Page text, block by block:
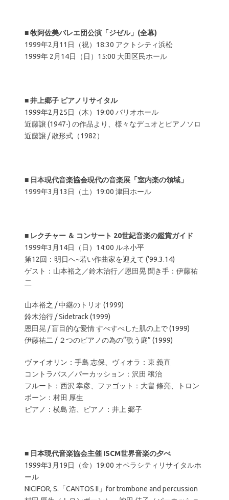
■牧阿佐美バレエ団公演「ジゼル」(全幕)
1999年2月11日（祝）18:30 アクトシティ浜松
1999年 2月14日（日）15:00 大田区民ホール
■井上郷子 ピアノリサイタル
1999年2月25日（木）19:00 バリオホール
近藤譲 (1947-) の作品より、様々なデュオとピアノソロ
近藤譲 / 散形式（1982）
■ 日本現代音楽協会現代の音楽展「室内楽の領域」
1999年3月13日（土）19:00 津田ホール
■レクチャー ＆ コンサート 20世紀音楽の鑑賞ガイド
1999年3月14日（日）14:00 ルネ小平
第12回：明日へ~若い作曲家を迎えて (’99.3.14)
ゲスト：山本裕之／鈴木治行／恩田晃 聞き手：伊藤祐
二
山本裕之 / 中継のトリオ (1999)
鈴木治行 / Sidetrack (1999)
恩田晃 / 盲目的な愛情 すべすべした肌の上で (1999)
伊藤祐二 / ２つのピアノの為の“歌う庭” (1999)
ヴァイオリン：手島 志保、ヴィオラ：東 義直
コントラバス／パーカッション：沢田 穣治
フルート：西沢 幸彦、ファゴット：大畠 條亮、トロン
ボーン：村田 厚生
ピアノ：横島 浩、ピアノ：井上 郷子
■ 日本現代音楽協会主催 ISCM世界音楽の夕べ
1999年3月19日（金）19:00 オペラシティリサイタルホ
ール
NICIFOR, S.「CANTOS II」for trombone and percussion